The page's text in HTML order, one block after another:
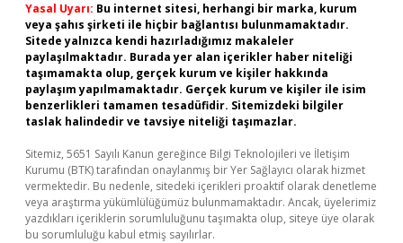
Yasal Uyarı: Bu internet sitesi, herhangi bir marka, kurum
veya şahıs şirketi ile hiçbir bağlantısı bulunmamaktadır.
Sitede yalnızca kendi hazırladığımız makaleler
paylaşılmaktadır. Burada yer alan içerikler haber niteliği
taşımamakta olup, gerçek kurum ve kişiler hakkında
paylaşım yapılmamaktadır. Gerçek kurum ve kişiler ile isim
benzerlikleri tamamen tesadüfidir. Sitemizdeki bilgiler
taslak halindedir ve tavsiye niteliği taşımazlar.
Sitemiz, 5651 Sayılı Kanun gereğince Bilgi Teknolojileri ve İletişim
Kurumu (BTK) tarafından onaylanmış bir Yer Sağlayıcı olarak hizmet
vermektedir. Bu nedenle, sitedeki içerikleri proaktif olarak denetleme
veya araştırma yükümlülüğümüz bulunmamaktadır. Ancak, üyelerimiz
yazdıkları içeriklerin sorumluluğunu taşımakta olup, siteye üye olarak
bu sorumluluğu kabul etmiş sayılırlar.